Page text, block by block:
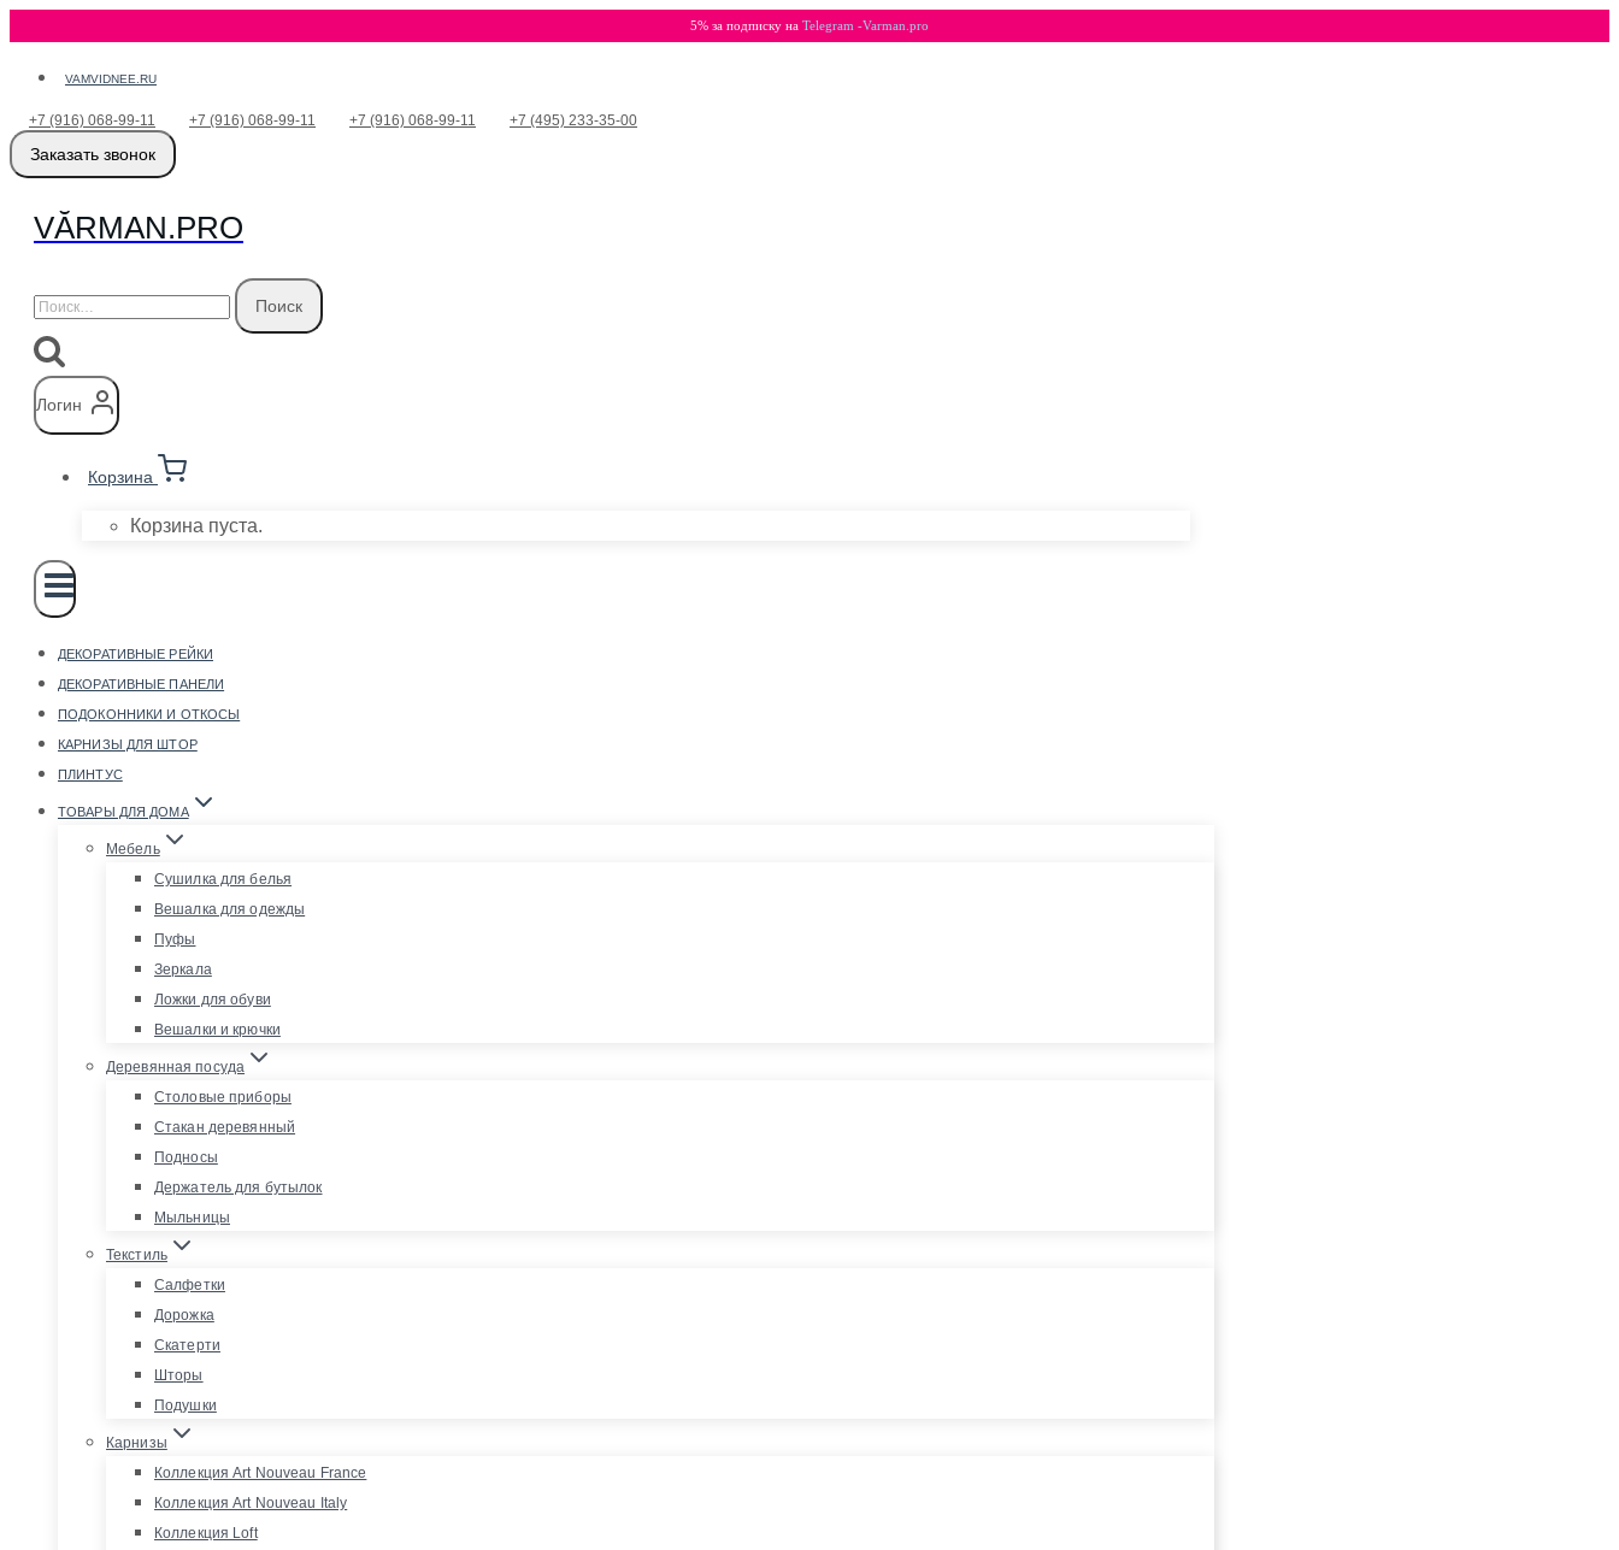
5% за подписку на Telegram -Varman.pro
Перейти
содержимому
VAMVIDNEE.RU
+7 (916) 068-99-11 +7 (916) 068-99-11 +7 (916) 068-99-11 +7 (495) 233-35-00
Заказать звонок
VӐRMAN.PRO
Найти:
Логин
Корзина
Корзина пуста.
ДЕКОРАТИВНЫЕ РЕЙКИ
ДЕКОРАТИВНЫЕ ПАНЕЛИ
ПОДОКОННИКИ И ОТКОСЫ
КАРНИЗЫ ДЛЯ ШТОР
ПЛИНТУС
ТОВАРЫ ДЛЯ ДОМА
Мебель
Сушилка для белья
Вешалка для одежды
Пуфы
Зеркала
Ложки для обуви
Вешалки и крючки
Деревянная посуда
Столовые приборы
Стакан деревянный
Подносы
Держатель для бутылок
Мыльницы
Текстиль
Салфетки
Дорожка
Скатерти
Шторы
Подушки
Карнизы
Коллекция Art Nouveau France
Коллекция Art Nouveau Italy
Коллекция Loft